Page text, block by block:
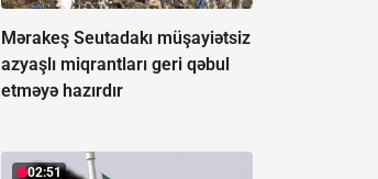
Mərakeş Seutadakı müşayiətsiz
azyaşlı miqrantları geri qəbul
etməyə hazırdır
02:51